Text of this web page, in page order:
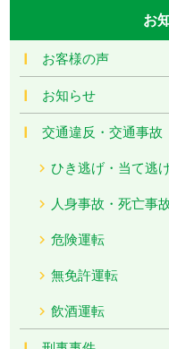
お
お客様の声
お知らせ
交通違反・交通事故
ひき逃げ・当て逃
人身事故・死亡事
危険運転
無免許運転
飲酒運転